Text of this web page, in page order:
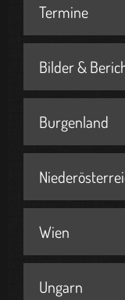
Termine
Bilder &
Burgenland
Wien
Ungarn